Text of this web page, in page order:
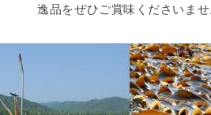
逸品をぜひご賞味くださいま